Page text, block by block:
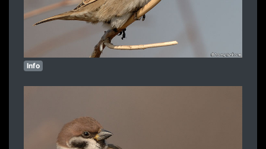
Info